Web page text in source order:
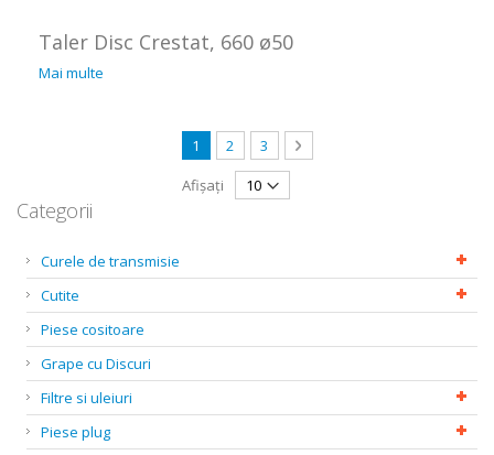
Taler Disc Crestat, 660 ø50
Mai multe
Pagină
în acest moment citiți pagina
1 Pagină
2 Pagină
3 Pagină
Următorul
Afișați
Categorii
Curele de transmisie
Cutite
Piese cositoare
Grape cu Discuri
Filtre si uleiuri
Piese plug